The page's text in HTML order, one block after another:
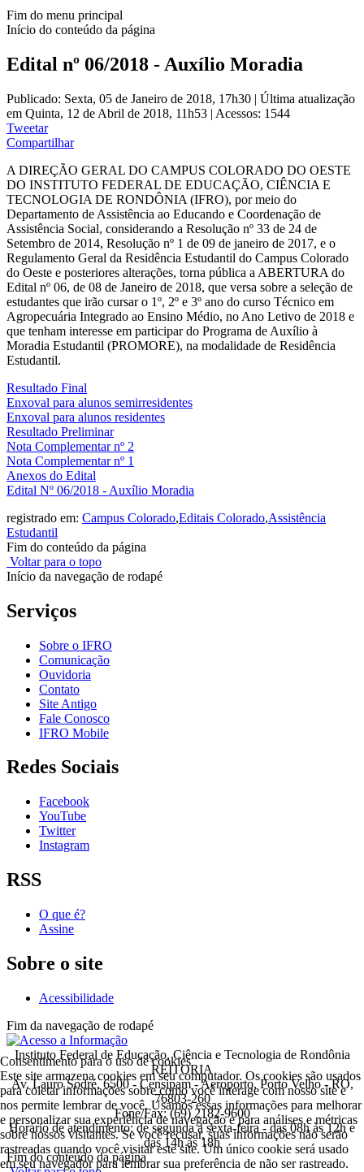
Fim do menu principal
Início do conteúdo da página
Edital nº 06/2018 - Auxílio Moradia
Publicado: Sexta, 05 de Janeiro de 2018, 17h30 | Última atualização
em Quinta, 12 de Abril de 2018, 11h53 | Acessos: 1544
Tweetar
Compartilhar
A DIREÇÃO GERAL DO CAMPUS COLORADO DO OESTE
DO INSTITUTO FEDERAL DE EDUCAÇÃO, CIÊNCIA E
TECNOLOGIA DE RONDÔNIA (IFRO), por meio do
Departamento de Assistência ao Educando e Coordenação de
Assistência Social, considerando a Resolução nº 33 de 24 de
Setembro de 2014, Resolução nº 1 de 09 de janeiro de 2017, e o
Regulamento Geral da Residência Estudantil do Campus Colorado
do Oeste e posteriores alterações, torna pública a ABERTURA do
Edital nº 06, de 08 de Janeiro de 2018, que versa sobre a seleção de
estudantes que irão cursar o 1º, 2º e 3º ano do curso Técnico em
Agropecuária Integrado ao Ensino Médio, no Ano Letivo de 2018 e
que tenham interesse em participar do Programa de Auxílio à
Moradia Estudantil (PROMORE), na modalidade de Residência
Estudantil.
Resultado Final
Enxoval para alunos semirresidentes
Enxoval para alunos residentes
Resultado Preliminar
Nota Complementar nº 2
Nota Complementar nº 1
Anexos do Edital
Edital Nº 06/2018 - Auxílio Moradia
registrado em: Campus Colorado,Editais Colorado,Assistência
Estudantil
Fim do conteúdo da página
Voltar para o topo
Início da navegação de rodapé
Serviços
Sobre o IFRO
Comunicação
Ouvidoria
Contato
Site Antigo
Fale Conosco
IFRO Mobile
Redes Sociais
Facebook
YouTube
Twitter
Instagram
RSS
O que é?
Assine
Sobre o site
Acessibilidade
Fim da navegação de rodapé
Instituto Federal de Educação, Ciência e Tecnologia de Rondônia
REITORIA
Av. Lauro Sodré, 6500 - Censipam - Aeroporto, Porto Velho - RO,
76803-260
Fone/Fax: (69) 2182-9600
Horário de atendimento: de segunda a sexta-feira - das 08h às 12h e
das 14h às 18h
Fim do conteúdo da página
Consentimento para o uso de cookies
Este site armazena cookies em seu computador. Os cookies são usados
para coletar informações sobre como você interage com nosso site e
nos permite lembrar de você. Usamos essas informações para melhorar
e personalizar sua experiência de navegação e para análises e métricas
sobre nossos visitantes. Se você recusar, suas informações não serão
rastreadas quando você visitar este site. Um único cookie será usado
em seu navegador para lembrar sua preferência de não ser rastreado.